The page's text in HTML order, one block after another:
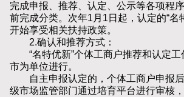
完成申报、推荐、认定、公示等各项程
前完成分类。次年1月1日起，认定的“名
开始享受相关扶持政策。
2.确认和推荐方式：
“名特优新”个体工商户推荐和认定工
市为单位进行。
自主申报认定的，个体工商户申报后
级市场监管部门通过培育平台进行审核